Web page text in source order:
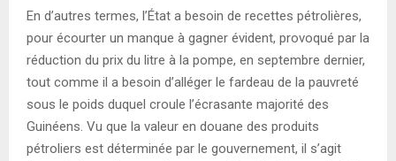
En d’autres termes, l’État a besoin de recettes pétrolières,
pour écourter un manque à gagner évident, provoqué par la
réduction du prix du litre à la pompe, en septembre dernier,
tout comme il a besoin d’alléger le fardeau de la pauvreté
sous le poids duquel croule l’écrasante majorité des
Guinéens. Vu que la valeur en douane des produits
pétroliers est déterminée par le gouvernement, il s’agit